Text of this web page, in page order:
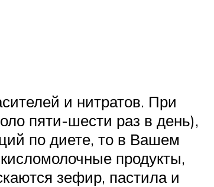
и нитратов. При
пяти-шести раз в день),
по диете, то в Вашем
продукты,
зефир, пастила и